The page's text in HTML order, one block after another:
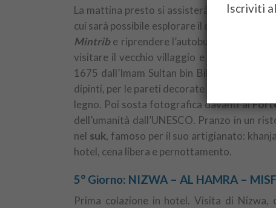
La mattina presto si assisterà al levarsi del
cui sarà possibile esplorare il deserto.
Mintribe riprendere l’autobus per partire
visitare il vecchio villaggio e il
1675 dall’Imam Sultan bin Bil’Arab, come
dipinti, per le pareti decorate con arabeschi,
legno. Poi sosta fotografica davanti al
dell’umanità dall’UNESCO. Pranzo in un
nel suk, famoso per il suo artigianato:
hotel, cena libera e pernottamento.
5° Giorno: NIZWA – AL HAMRA –
Prima colazione in hotel. Visita di Nizwa,
Iscriviti